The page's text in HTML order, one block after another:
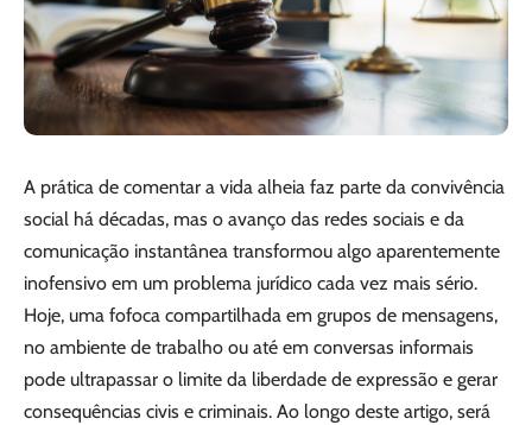
A prática de comentar a vida alheia faz parte da convivência
social há décadas, mas o avanço das redes sociais e da
comunicação instantânea transformou algo aparentemente
inofensivo em um problema jurídico cada vez mais sério.
Hoje, uma fofoca compartilhada em grupos de mensagens,
no ambiente de trabalho ou até em conversas informais
pode ultrapassar o limite da liberdade de expressão e gerar
consequências civis e criminais. Ao longo deste artigo, será